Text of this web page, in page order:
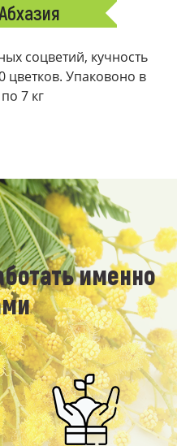
соцветий, кучность
цветков. Упаковоно в
7 кг
именно